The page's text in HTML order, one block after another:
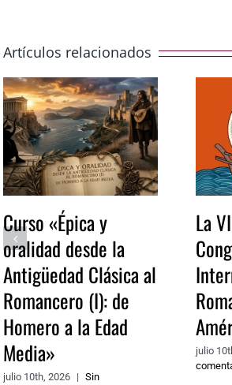
Artículos relacionados
Curso «Épica y
oralidad desde la
Antigüedad Clásica al
Romancero (I): de
Homero a la Edad
Media»
julio 10th, 2026 |
Sin
La
julio